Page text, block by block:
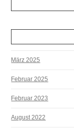
März 2025
Februar 2025
Februar 2023
August 2022